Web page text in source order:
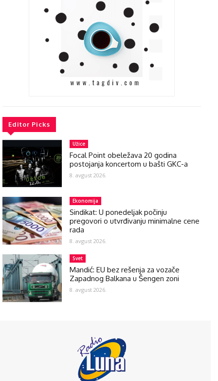
Editor Picks
Užice
Focal Point obeležava 20 godina
postojanja koncertom u bašti GKC-a
8. avgust 2026.
Ekonomija
Sindikat: U ponedeljak počinju
pregovori o utvrđivanju minimalne cene
rada
8. avgust 2026.
Svet
Mandić: EU bez rešenja za vozače
Zapadnog Balkana u Šengen zoni
8. avgust 2026.